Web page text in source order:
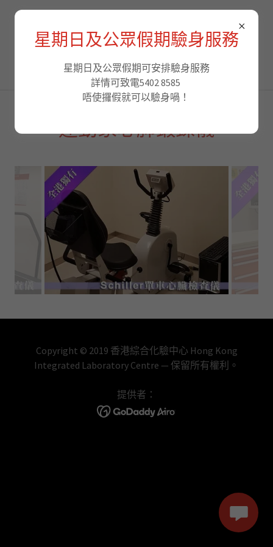
Hong Kong Integrated
Laboratory Centre
運動家心肺鍛鍊儀
Copyright © 2019 香港綜合化驗中心 Hong Kong
Integrated Laboratory Centre — 保留所有權利。
提供者：
星期日及公眾假期驗身服務
星期日及公眾假期可安排驗身服務
詳情可致電5402 8585
唔使攞假就可以驗身喎！